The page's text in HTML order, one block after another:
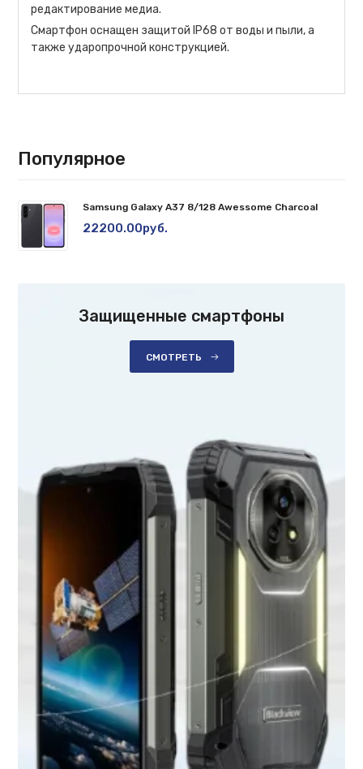
редактирование медиа.
Смартфон оснащен защитой IP68 от воды и пыли, а
также ударопрочной конструкцией.
Популярное
Samsung Galaxy A37 8/128 Awessome Charcoal
22200.00руб.
Защищенные смартфоны
СМОТРЕТЬ